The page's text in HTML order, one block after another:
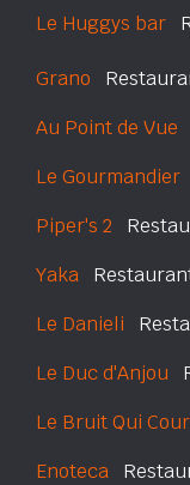
Le Huggys bar
Grano
Au Point de Vue
Le Gourmandier
Piper's 2
Yaka
Le Danieli
Le Duc d'Anjou
Le Bruit Qui
Enoteca